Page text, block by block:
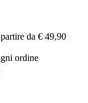
da € 49,90
ordine